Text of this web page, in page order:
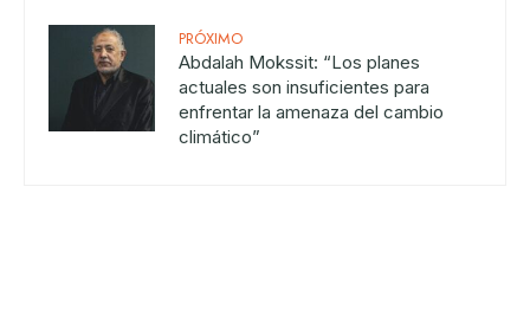
PRÓXIMO
Abdalah Mokssit: “Los planes
actuales son insuficientes para
enfrentar la amenaza del cambio
climático”